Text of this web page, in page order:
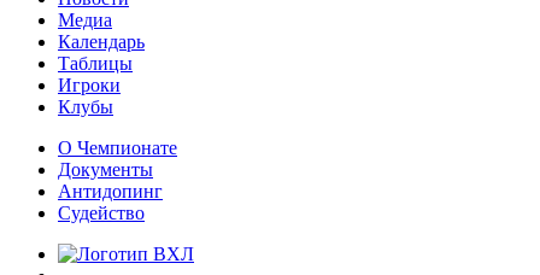
Медиа
Календарь
Таблицы
Игроки
Клубы
О Чемпионате
Документы
Антидопинг
Судейство